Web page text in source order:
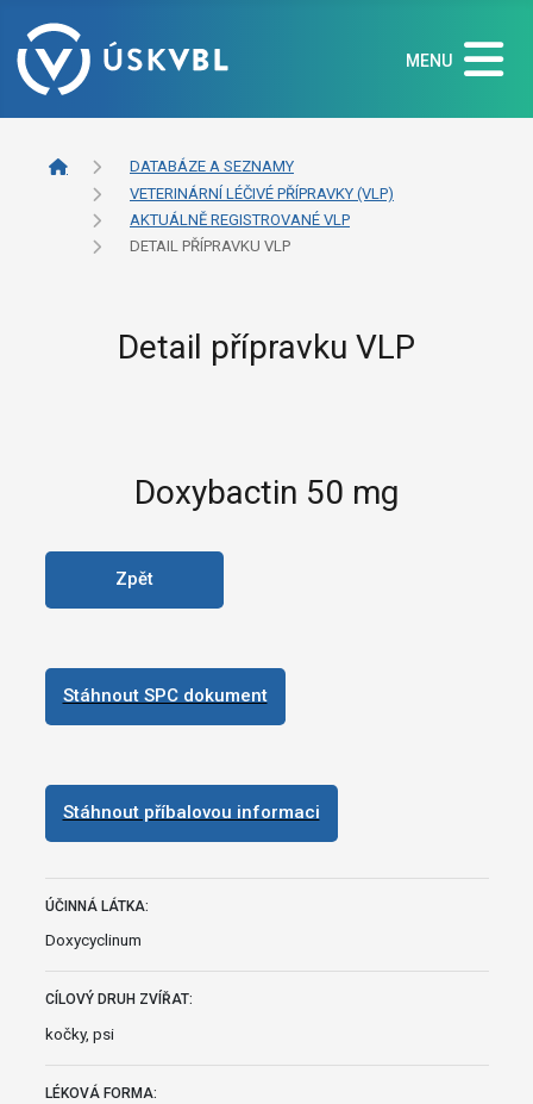
MENU
DATABÁZE A SEZNAMY
VETERINÁRNÍ LÉČIVÉ PŘÍPRAVKY (VLP)
AKTUÁLNĚ REGISTROVANÉ VLP
DETAIL PŘÍPRAVKU VLP
Detail přípravku VLP
Doxybactin 50 mg
Zpět
Stáhnout SPC dokument
Stáhnout příbalovou informaci
ÚČINNÁ LÁTKA:
Doxycyclinum
CÍLOVÝ DRUH ZVÍŘAT:
kočky, psi
LÉKOVÁ FORMA: